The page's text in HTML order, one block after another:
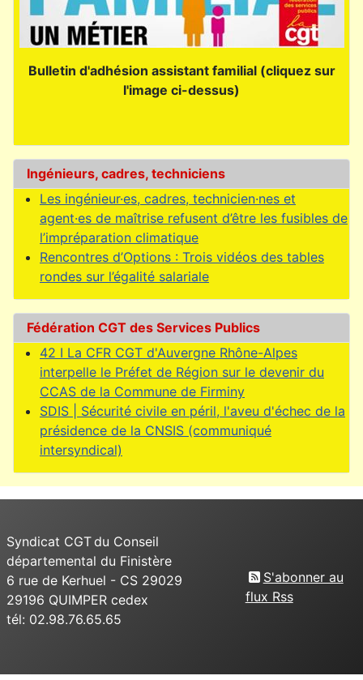
Bulletin d'adhésion assistant familial (cliquez sur
l'image ci-dessus)
Ingénieurs, cadres, techniciens
Les ingénieur·es, cadres, technicien·nes et
agent·es de maîtrise refusent d’être les fusibles de
l’impréparation climatique
Rencontres d’Options : Trois vidéos des tables
rondes sur l’égalité salariale
Fédération CGT des Services Publics
42 I La CFR CGT d'Auvergne Rhône-Alpes
interpelle le Préfet de Région sur le devenir du
CCAS de la Commune de Firminy
SDIS | Sécurité civile en péril, l'aveu d'échec de la
présidence de la CNSIS (communiqué
intersyndical)
Syndicat CGT du Conseil
départemental du Finistère
6 rue de Kerhuel - CS 29029
29196 QUIMPER cedex
tél: 02.98.76.65.65
S'abonner au
flux Rss